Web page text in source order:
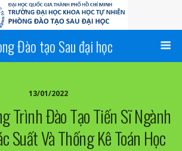
Đào tạo Sau đại học
13/01/2022
Trình Đào Tạo Tiến Sĩ Ngành
Suất Và Thống Kê Toán Học